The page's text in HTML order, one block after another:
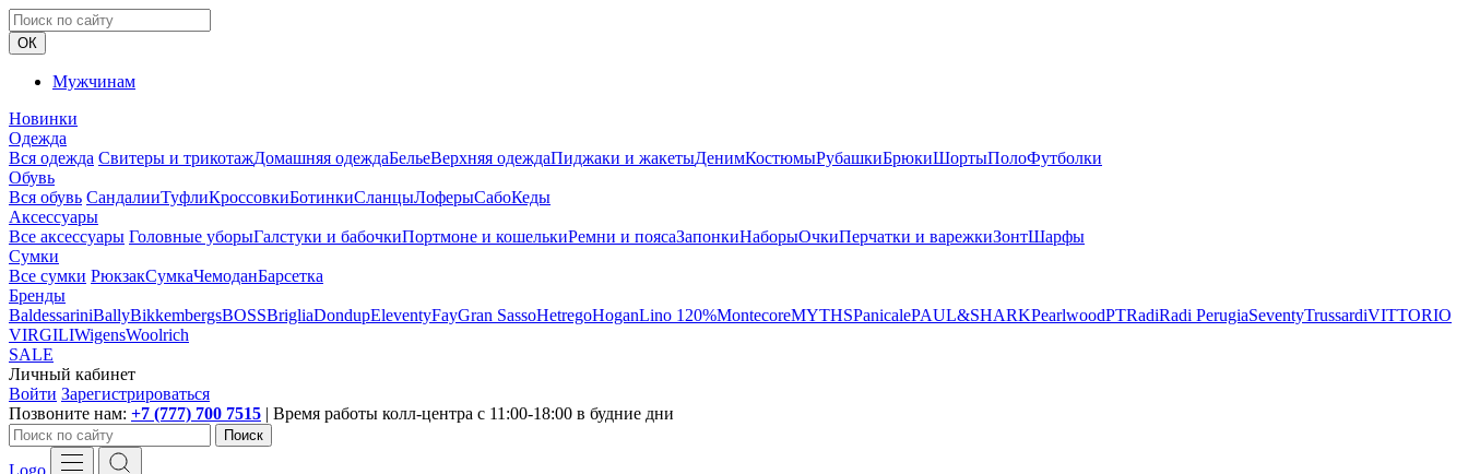
ОК
Мужчинам
Новинки
Одежда
Вся одежда Свитеры и трикотажДомашняя одеждаБельеВерхняя одеждаПиджаки и жакетыДенимКостюмыРубашкиБрюкиШортыПолоФутболки
Обувь
Вся обувь СандалииТуфлиКроссовкиБотинкиСланцыЛоферыСабоКеды
Аксессуары
Все аксессуары Головные уборыГалстуки и бабочкиПортмоне и кошелькиРемни и поясаЗапонкиНаборыОчкиПерчатки и варежкиЗонтШарфы
Сумки
Все сумки РюкзакСумкаЧемоданБарсетка
Бренды
BaldessariniBallyBikkembergsBOSSBrigliaDondupEleventyFayGran SassoHetregoHoganLino 120%MontecoreMYTHSPanicalePAUL&SHARKPearlwoodPTRadiRadi PerugiaSeventyTrussardiVITTORIO
VIRGILIWigensWoolrich
SALE
Личный кабинет
Войти Зарегистрироваться
Позвоните нам: +7 (777) 700 7515 | Время работы колл-центра с 11:00-18:00 в будние дни
Поиск
Logo